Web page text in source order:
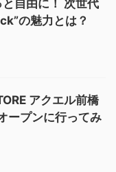
自由に！ 次世代
の魅力とは？
アクエル前橋
ープンに行ってみ